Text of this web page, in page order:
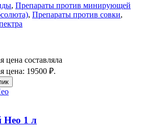
, Препараты против минирующей
, Препараты против совки,
цена составляла
цена: 19500 ₽.
Нео 1 л